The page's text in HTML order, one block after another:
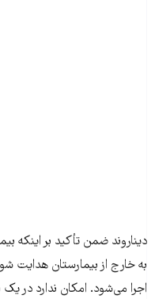
دیناروند ضمن تأکید بر اینکه
به خارج از بیمارستان هدایت
اجرا می‌شود. امکان ندارد در یک